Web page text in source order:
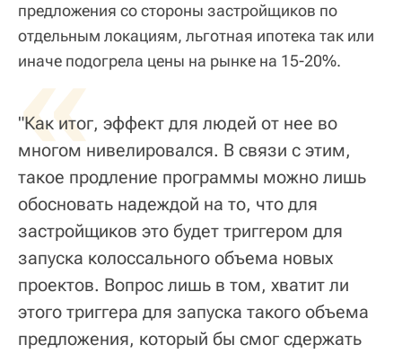
предложения со стороны застройщиков по
отдельным локациям, льготная ипотека так или
иначе подогрела цены на рынке на 15-20%.
«
"Как итог, эффект для людей от нее во
многом нивелировался. В связи с этим,
такое продление программы можно лишь
обосновать надеждой на то, что для
застройщиков это будет триггером для
запуска колоссального объема новых
проектов. Вопрос лишь в том, хватит ли
этого триггера для запуска такого объема
предложения, который бы смог сдержать